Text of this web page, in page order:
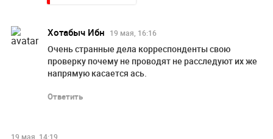
Хотабыч Ибн 19 мая, 16:16
Очень странные дела корреспонденты свою
проверку почему не проводят не расследуют их же
напрямую касается ась.
Ответить
19 мая, 14:19